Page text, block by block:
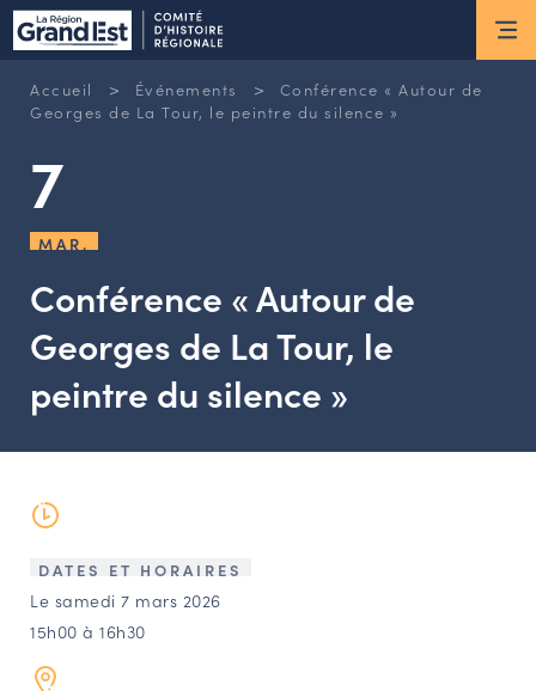
ESPACE MEMBRE
Actus
NEWSLETTERS
Nous connaître
L’ÉQUIPE DU CHR
CONTACT
Agenda
Accueil > Événements >
Conférence « Autour de
Georges de La Tour, le peintre du silence »
7
MAR.
Conférence « Autour de
Georges de La Tour, le
peintre du silence »
DATES ET HORAIRES
Le samedi 7 mars 2026
15h00 à 16h30